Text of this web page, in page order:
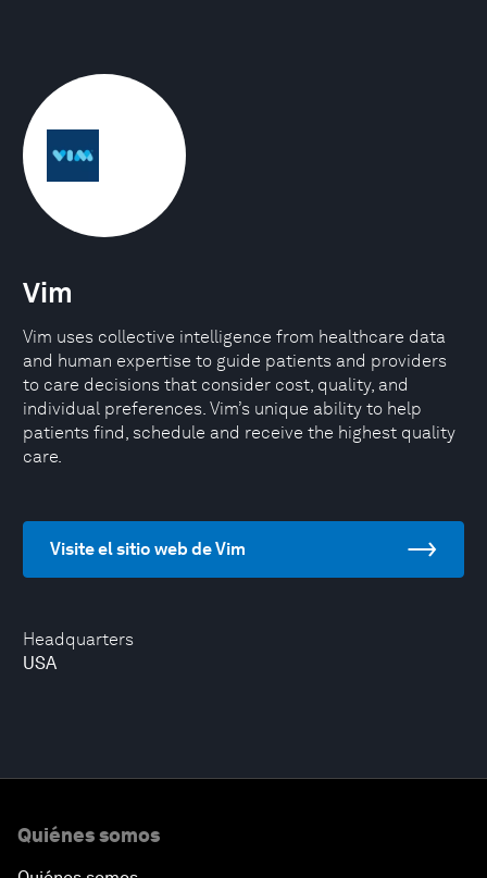
Headquarters
USA
Vim
Vim uses collective intelligence from healthcare data
and human expertise to guide patients and providers
to care decisions that consider cost, quality, and
individual preferences. Vim’s unique ability to help
patients find, schedule and receive the highest quality
care.
Visite el sitio web de Vim
Quiénes somos